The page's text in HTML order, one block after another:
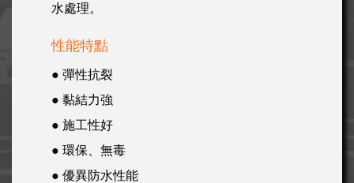
水處理。
性能特點
● 彈性抗裂
● 黏結力強
● 施工性好
● 環保、無毒
● 優異防水性能